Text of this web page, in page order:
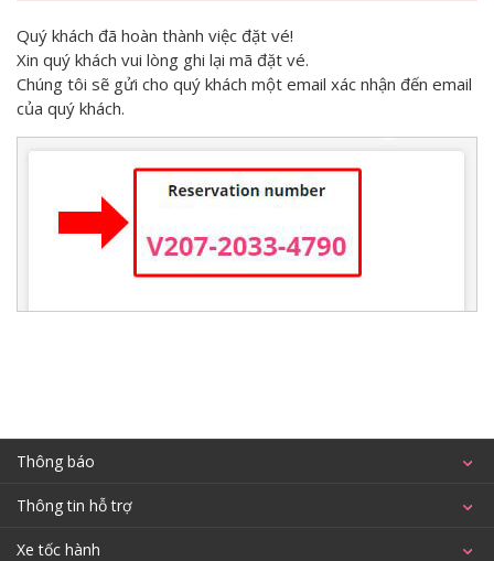
Quý khách đã hoàn thành việc đặt vé!
Xin quý khách vui lòng ghi lại mã đặt vé.
Chúng tôi sẽ gửi cho quý khách một email xác nhận đến email
của quý khách.
Thông báo
Thông tin hỗ trợ
Xe tốc hành